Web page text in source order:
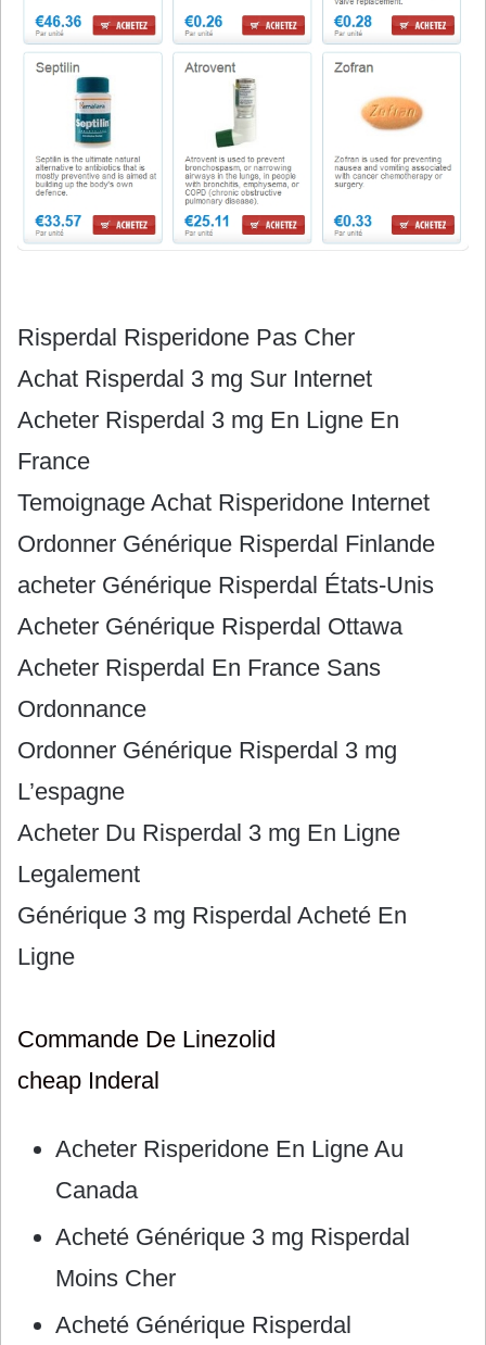
Risperdal Risperidone Pas Cher
Achat Risperdal 3 mg Sur Internet
Acheter Risperdal 3 mg En Ligne En
France
Temoignage Achat Risperidone Internet
Ordonner Générique Risperdal Finlande
acheter Générique Risperdal États-Unis
Acheter Générique Risperdal Ottawa
Acheter Risperdal En France Sans
Ordonnance
Ordonner Générique Risperdal 3 mg
L’espagne
Acheter Du Risperdal 3 mg En Ligne
Legalement
Générique 3 mg Risperdal Acheté En
Ligne
Commande De Linezolid
cheap Inderal
Acheter Risperidone En Ligne Au
Canada
Acheté Générique 3 mg Risperdal
Moins Cher
Acheté Générique Risperdal